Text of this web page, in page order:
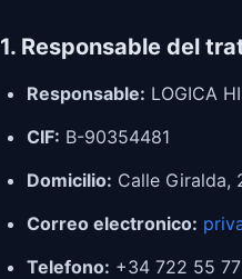
1. Responsable del
Responsable: LOGICA
CIF: B-90354481
Domicilio: Calle Giralda,
Correo electronico:
Telefono: +34 722 55